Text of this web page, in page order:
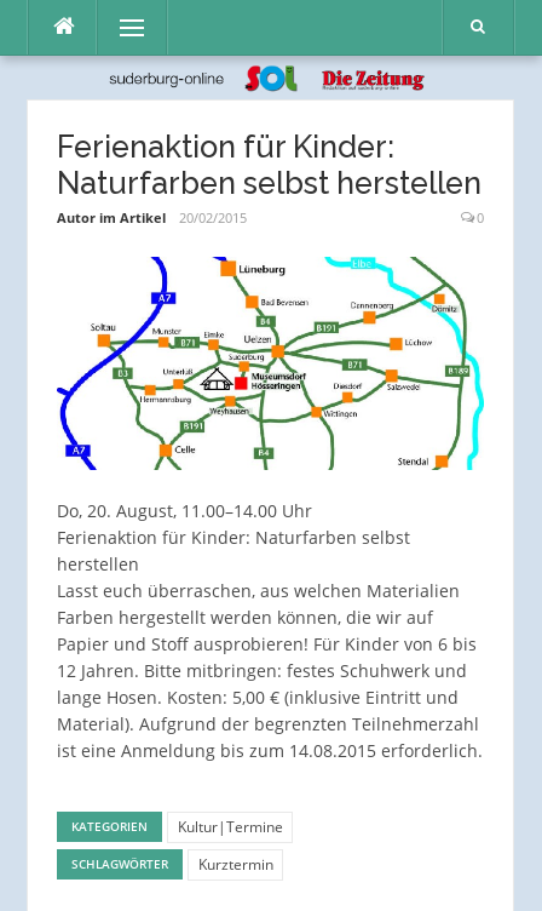
Inhalt
Menü
Ferienaktion für Kinder:
Naturfarben selbst herstellen
Autor im Artikel 20/02/2015 0
Do, 20. August, 11.00–14.00 Uhr
Ferienaktion für Kinder: Naturfarben selbst
herstellen
Lasst euch überraschen, aus welchen Materialien
Farben hergestellt werden können, die wir auf
Papier und Stoff ausprobieren! Für Kinder von 6 bis
12 Jahren. Bitte mitbringen: festes Schuhwerk und
lange Hosen. Kosten: 5,00 € (inklusive Eintritt und
Material). Aufgrund der begrenzten Teilnehmerzahl
ist eine Anmeldung bis zum 14.08.2015 erforderlich.
KATEGORIEN Kultur|Termine
SCHLAGWÖRTER Kurztermin